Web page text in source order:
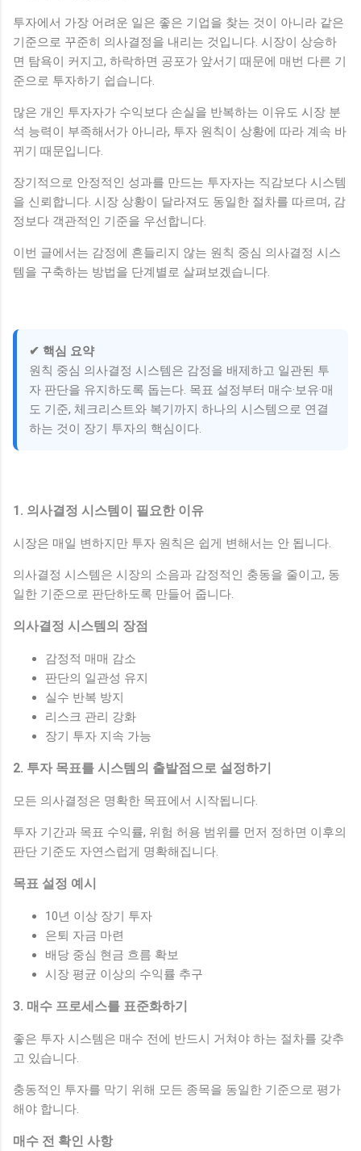
투자에서 가장 어려운 일은 좋은 기업을 찾는 것이 아니라 같은
기준으로 꾸준히 의사결정을 내리는 것입니다. 시장이 상승하
면 탐욕이 커지고, 하락하면 공포가 앞서기 때문에 매번 다른 기
준으로 투자하기 쉽습니다.
많은 개인 투자자가 수익보다 손실을 반복하는 이유도 시장 분
석 능력이 부족해서가 아니라, 투자 원칙이 상황에 따라 계속 바
뀌기 때문입니다.
장기적으로 안정적인 성과를 만드는 투자자는 직감보다 시스템
을 신뢰합니다. 시장 상황이 달라져도 동일한 절차를 따르며, 감
정보다 객관적인 기준을 우선합니다.
이번 글에서는 감정에 흔들리지 않는 원칙 중심 의사결정 시스
템을 구축하는 방법을 단계별로 살펴보겠습니다.
✔ 핵심 요약
원칙 중심 의사결정 시스템은 감정을 배제하고 일관된 투
자 판단을 유지하도록 돕는다. 목표 설정부터 매수·보유·매
도 기준, 체크리스트와 복기까지 하나의 시스템으로 연결
하는 것이 장기 투자의 핵심이다.
1. 의사결정 시스템이 필요한 이유
시장은 매일 변하지만 투자 원칙은 쉽게 변해서는 안 됩니다.
의사결정 시스템은 시장의 소음과 감정적인 충동을 줄이고, 동
일한 기준으로 판단하도록 만들어 줍니다.
의사결정 시스템의 장점
감정적 매매 감소
판단의 일관성 유지
실수 반복 방지
리스크 관리 강화
장기 투자 지속 가능
2. 투자 목표를 시스템의 출발점으로 설정하기
모든 의사결정은 명확한 목표에서 시작됩니다.
투자 기간과 목표 수익률, 위험 허용 범위를 먼저 정하면 이후의
판단 기준도 자연스럽게 명확해집니다.
목표 설정 예시
10년 이상 장기 투자
은퇴 자금 마련
배당 중심 현금 흐름 확보
시장 평균 이상의 수익률 추구
3. 매수 프로세스를 표준화하기
좋은 투자 시스템은 매수 전에 반드시 거쳐야 하는 절차를 갖추
고 있습니다.
충동적인 투자를 막기 위해 모든 종목을 동일한 기준으로 평가
해야 합니다.
매수 전 확인 사항